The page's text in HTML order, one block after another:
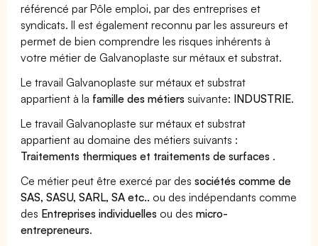
référencé par Pôle emploi, par des entreprises et
syndicats. Il est également reconnu par les assureurs et
permet de bien comprendre les risques inhérents à
votre métier de Galvanoplaste sur métaux et substrat.
Le travail Galvanoplaste sur métaux et substrat
appartient à la famille des métiers suivante: INDUSTRIE.
Le travail Galvanoplaste sur métaux et substrat
appartient au domaine des métiers suivants :
Traitements thermiques et traitements de surfaces .
Ce métier peut être exercé par dessociétés comme de
SAS, SASU, SARL, SA etc.. ou des indépendants comme
des Entreprises individuelles ou desmicro-
entrepreneurs.